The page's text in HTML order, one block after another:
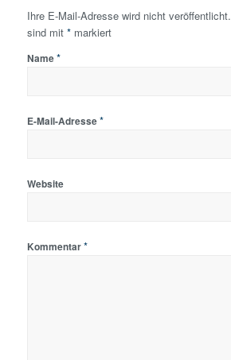
Ihre E-Mail-Adresse wird nicht veröffentlicht.
sind mit *markiert
Name*
E-Mail-Adresse*
Website
Kommentar*